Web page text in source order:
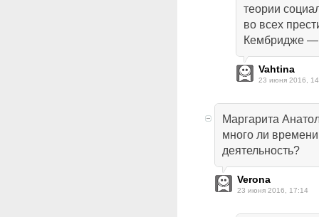
теории
во всех
Кембридже —
Vahtina
23 июня 2016,
Маргарита
много ли
деятельность?
Verona
23 июня 2016, 17:14